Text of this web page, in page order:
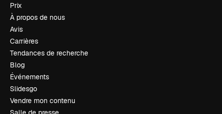
Prix
À propos de nous
Avis
Carrières
Tendances de recherche
Blog
Événements
Slidesgo
Vendre mon contenu